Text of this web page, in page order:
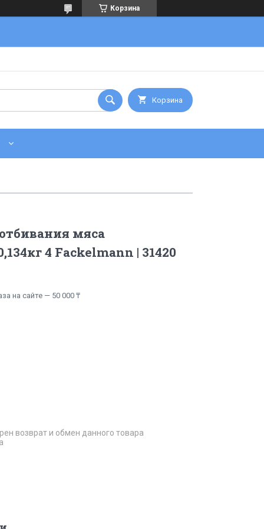
Корзина
Корзина
мяса
4 Fackelmann | 31420
на сайте — 50 000 ₸
возврат и обмен данного товара